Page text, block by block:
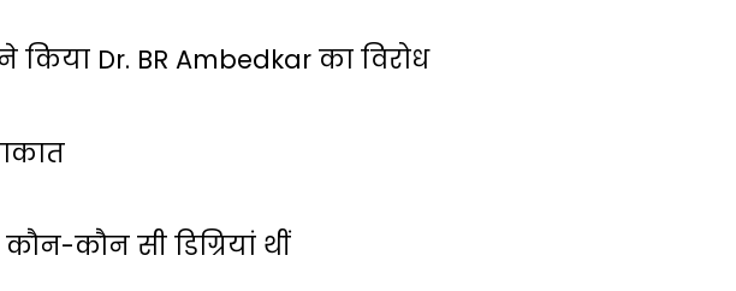
Dr. BR Ambedkar का विरोध
कौन सी डिग्रियां थीं